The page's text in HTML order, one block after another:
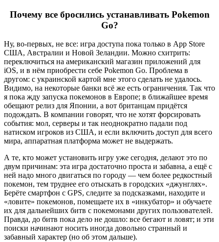
Почему все бросились устанавливать Pokemon
Go?
Ну, во-первых, не все: игра доступа пока только в App Store
США, Австралии и Новой Зеландии. Можно схитрить:
переключиться на американский магазин приложений для
iOS, и в нём приобрести себе Pokemon Go. Проблема в
другом: с украинской картой мне этого сделать не удалось.
Видимо, на некоторые банки всё же есть ограничения. Так что
я пока жду запуска покемонов в Европе; в ближайшее время
обещают релиз для Японии, а вот британцам придётся
подождать. В компании говорят, что не хотят форсировать
события: мол, серверы и так неоднократно падали под
натиском игроков из США, и если включить доступ для всего
мира, аппаратная платформа может не выдержать.
А те, кто может установить игру уже сегодня, делают это по
двум причинам: эта игра достаточно проста и забавна, а ещё с
ней надо много двигаться по городу — чем более редкостный
покемон, тем труднее его отыскать в городских «джунглях».
Берёте смартфон с GPS, следите за подсказками, находите и
«ловите» покемонов, помещаете их в «инкубатор» и обучаете
их для дальнейших битв с покемонами других пользователей.
Правда, до битв пока дело не дошло: все бегают и ловят; и эти
поиски начинают носить иногда довольно странный и
забавный характер (но об этом дальше).